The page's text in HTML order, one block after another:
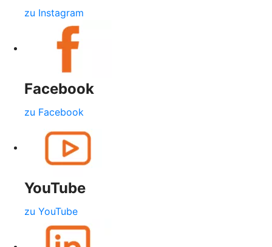
zu Instagram
Facebook
zu Facebook
YouTube
zu YouTube